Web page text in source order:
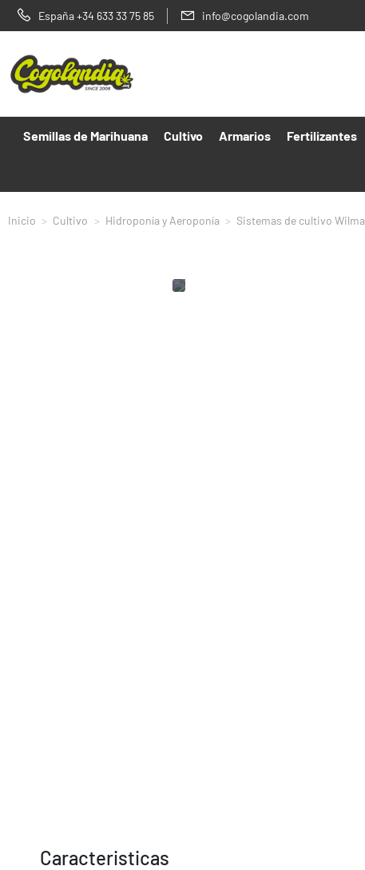
España +34 633 33 75 85 info@cogolandia.com
Semillas de Marihuana Cultivo Armarios Fertilizantes
Inicio Cultivo Hidroponía y Aeroponía Sistemas de cultivo Wilma
Caracteristicas